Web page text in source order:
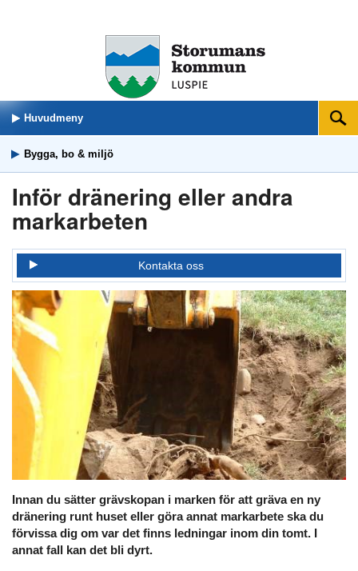
Huvudmeny Sök
Bygga, bo & miljö
Inför dränering eller andra
markarbeten
Kontakta oss
Innan du sätter grävskopan i marken för att gräva en ny
dränering runt huset eller göra annat markarbete ska du
förvissa dig om var det finns ledningar inom din tomt. I
annat fall kan det bli dyrt.